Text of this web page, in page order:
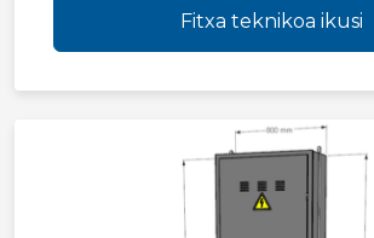
Fitxa teknikoa ikusi